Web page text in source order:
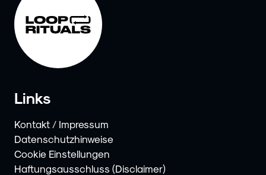
Links
Kontakt / Impressum
Datenschutzhinweise
Cookie Einstellungen
Haftungsausschluss (Disclaimer)